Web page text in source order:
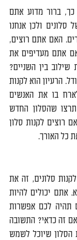
ברור מדוע אתם
סלונים ולכן אנחנו
האם אתם רוצים,
אתם מעדיפים את
בין השניים?
הרעיון הוא לקנות
בו את האנשים
שהסלון החדש
רוצים לקנות סלון
סלונים, זה את
אתם יכולים להיות
תהיה לכם אפשרות
זה כדאי? התשובה
הסלון שיוכל לשמש